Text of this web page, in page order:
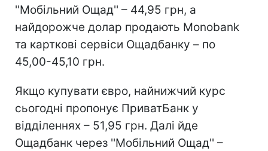
''Мобільний Ощад'' – 44,95 грн, а
найдорожче долар продають Monobank
та карткові сервіси Ощадбанку – по
45,00-45,10 грн.
Якщо купувати євро, найнижчий курс
сьогодні пропонує ПриватБанк у
відділеннях – 51,95 грн. Далі йде
Ощадбанк через ''Мобільний Ощад'' –